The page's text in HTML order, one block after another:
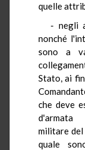
quelle
- negli
nonché
sono a
Stato, ai
che deve
d'armata
militare del
quale